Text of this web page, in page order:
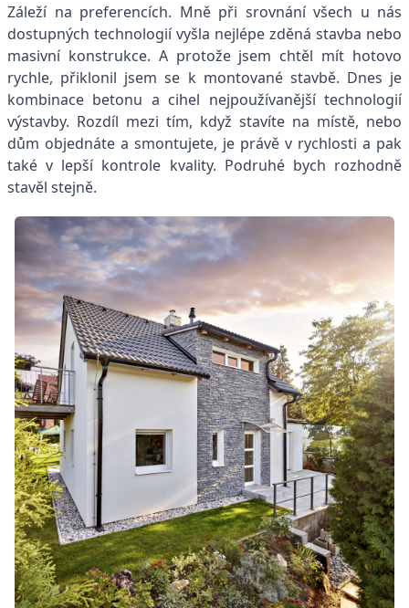
Záleží na preferencích. Mně při srovnání všech u nás
dostupných technologií vyšla nejlépe zděná stavba nebo
masivní konstrukce. A protože jsem chtěl mít hotovo
rychle, přiklonil jsem se k montované stavbě. Dnes je
kombinace betonu a cihel nejpoužívanější technologií
výstavby. Rozdíl mezi tím, když stavíte na místě, nebo
dům objednáte a smontujete, je právě v rychlosti a pak
také v lepší kontrole kvality. Podruhé bych rozhodně
stavěl stejně.